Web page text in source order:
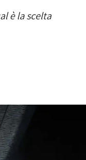
è la scelta